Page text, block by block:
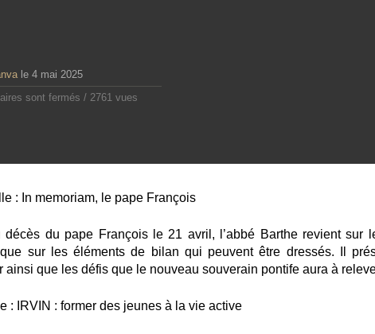
le 4 mai 2025
sont fermés / 2761 vues
: In memoriam, le pape François
décès du pape François le 21 avril, l’abbé Barthe revient sur
sur les éléments de bilan qui peuvent être dressés. Il
ainsi que les défis que le nouveau souverain pontife aura à
: IRVIN : former des jeunes à la vie active